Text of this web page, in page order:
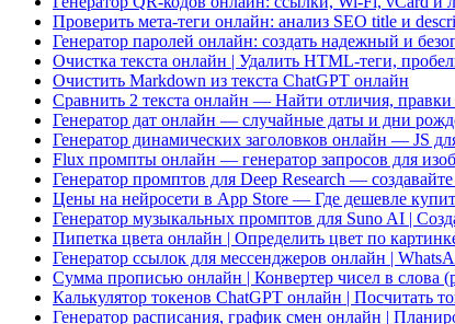
Проверить мета-теги онлайн: анализ SEO title и
Генератор паролей онлайн: создать надежный и
Очистка текста онлайн | Удалить HTML-теги,
Очистить Markdown из текста ChatGPT онлайн
Сравнить 2 текста онлайн — Найти отличия, правки
Генератор дат онлайн — случайные даты и дни
Генератор динамических заголовков онлайн — JS
Flux промпты онлайн — генератор запросов для
Генератор промптов для Deep Research —
Цены на нейросети в App Store — Где дешевле
Генератор музыкальных промптов для Suno AI |
Пипетка цвета онлайн | Определить цвет по
Генератор ссылок для мессенджеров онлайн |
Сумма прописью онлайн | Конвертер чисел в слова
Калькулятор токенов ChatGPT онлайн | Посчитать
Генератор расписания, график смен онлайн |